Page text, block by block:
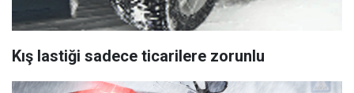
Kış lastiği sadece ticarilere zorunlu